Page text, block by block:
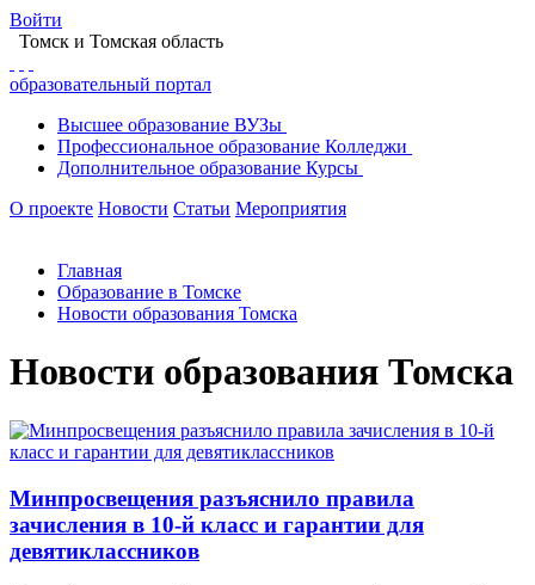
Войти
Томск и Томская область
образовательный портал
Высшее образование ВУЗы
Профессиональное образование Колледжи
Дополнительное образование Курсы
О проекте Новости Статьи Мероприятия
Главная
Образование в Томске
Новости образования Томска
Новости образования Томска
Минпросвещения разъяснило правила
зачисления в 10-й класс и гарантии для
девятиклассников